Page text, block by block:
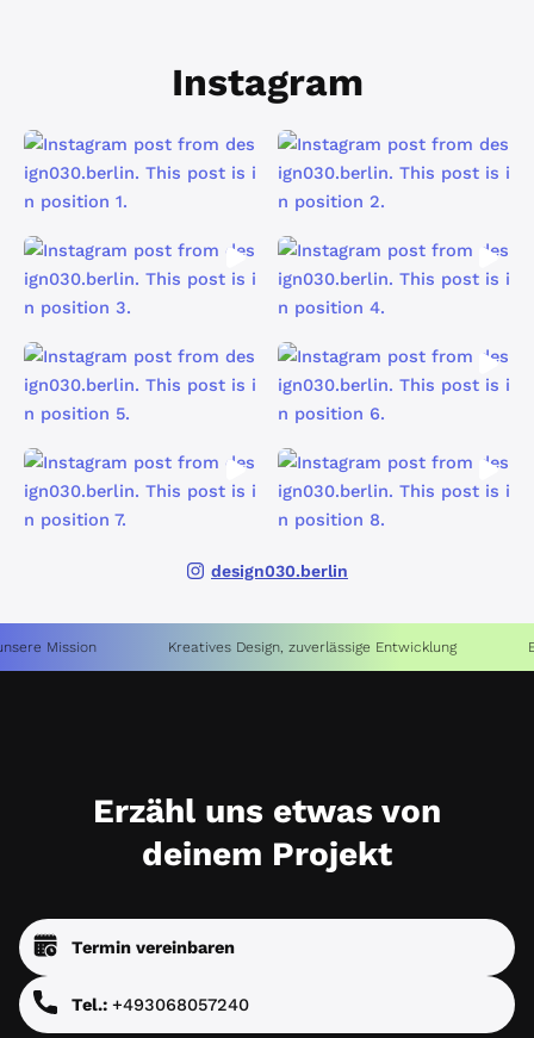
Instagram
design030.berlin
Mission Kreatives Design, zuverlässige Entwicklung
Erzähl uns etwas von
deinem Projekt
Termin vereinbaren
Tel.: +493068057240